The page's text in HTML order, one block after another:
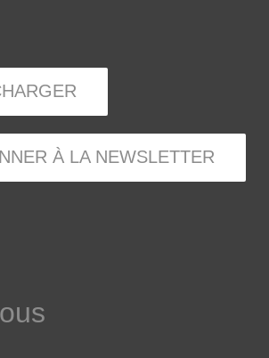
À LA NEWSLETTER